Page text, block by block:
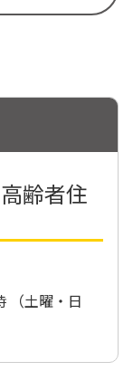
齢者住
（土曜・日